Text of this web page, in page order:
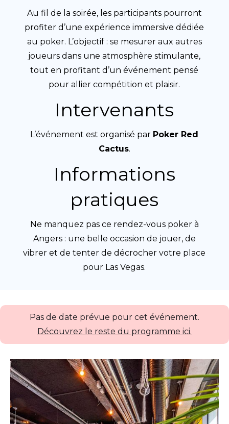
Au fil de la soirée, les participants pourront
profiter d’une expérience immersive dédiée
au poker. L’objectif : se mesurer aux autres
joueurs dans une atmosphère stimulante,
tout en profitant d’un événement pensé
pour allier compétition et plaisir.
Intervenants
L’événement est organisé par Poker Red
Cactus.
Informations
pratiques
Ne manquez pas ce rendez-vous poker à
Angers : une belle occasion de jouer, de
vibrer et de tenter de décrocher votre place
pour Las Vegas.
Pas de date prévue pour cet événement.
Découvrez le reste du programme ici.